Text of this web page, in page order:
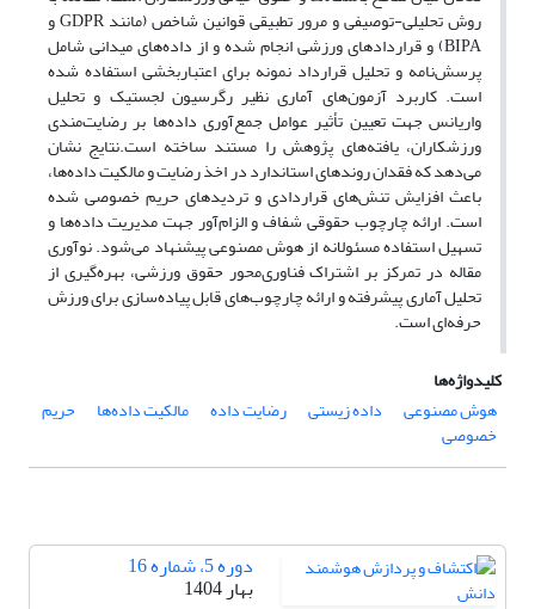
روش تحلیلی-توصیفی و مرور تطبیقی قوانین شاخص (مانند GDPR و
BIPA) و قراردادهای ورزشی انجام شده و از داده‌های میدانی شامل
پرسش‌نامه و تحلیل قرارداد نمونه برای اعتباربخشی استفاده شده
است. کاربرد آزمون‌های آماری نظیر رگرسیون لجستیک و تحلیل
واریانس جهت تعیین تأثیر عوامل جمع‌آوری داده‌ها بر رضایت‌مندی
ورزشکاران، یافته‌های پژوهش را مستند ساخته است.نتایج نشان
می‌دهد که فقدان روندهای استاندارد در اخذ رضایت و مالکیت داده‌ها،
باعث افزایش تنش‌های قراردادی و تردیدهای حریم خصوصی شده
است. ارائه چارچوب حقوقی شفاف و الزام‌آور جهت مدیریت داده‌ها و
تسهیل استفاده مسئولانه از هوش مصنوعی پیشنهاد می‌شود. نوآوری
مقاله در تمرکز بر اشتراک فناوری‌محور حقوق ورزشی، بهره‌گیری از
تحلیل آماری پیشرفته و ارائه چارچوب‌های قابل پیاده‌سازی برای ورزش
حرفه‌ای است.
کلیدواژه‌ها
هوش مصنوعی
داده زیستی رضایت داده مالکیت داده‌ها حریم
خصوصی
دوره 5، شماره 16
بهار 1404